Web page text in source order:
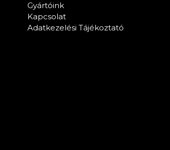
Gyártóink
Kapcsolat
Adatkezelési Tájékoztató